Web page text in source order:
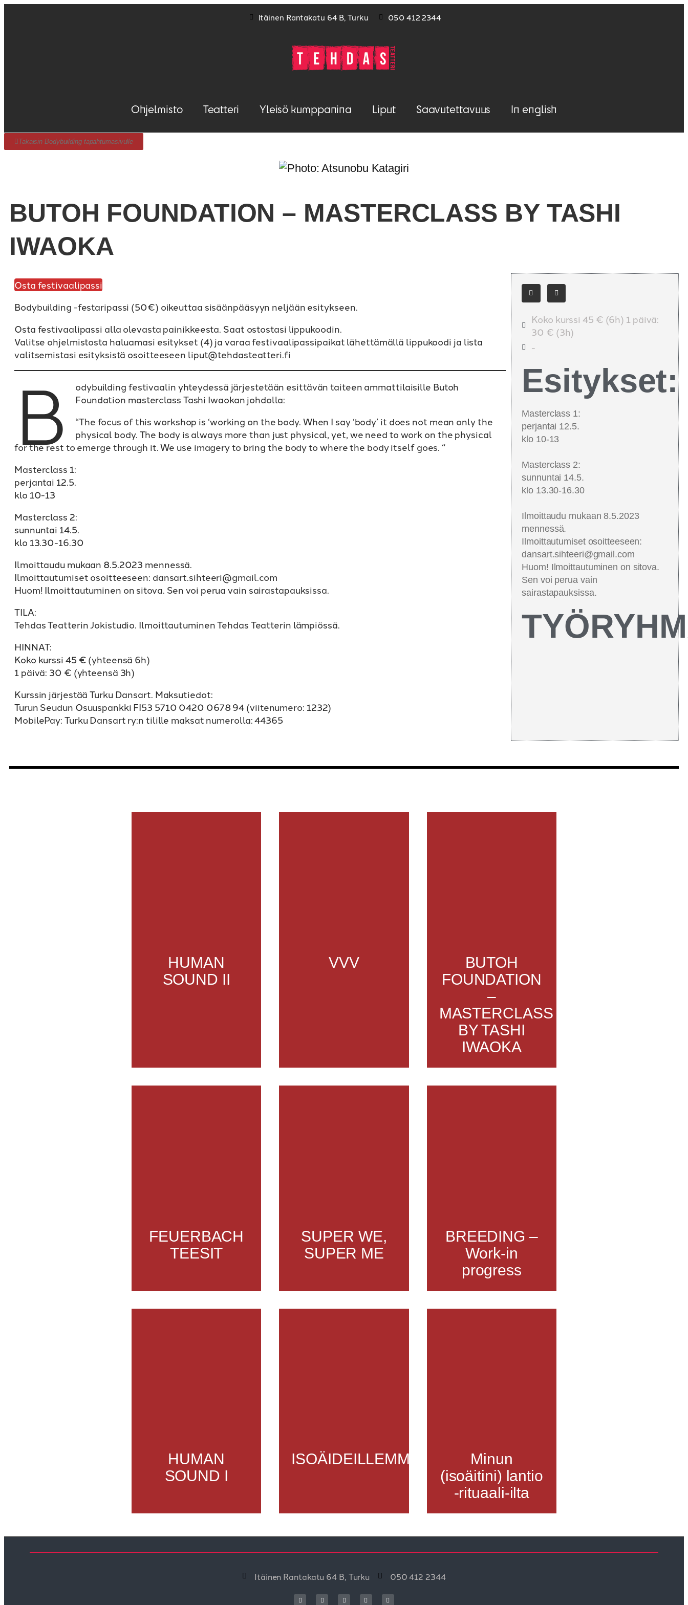
Itäinen Rantakatu 64 B, Turku 050 412 2344
Ohjelmisto Teatteri Yleisö kumppanina Liput Saavutettavuus In english
Takaisin Bodybuilding tapahtumasivulle
BUTOH FOUNDATION – MASTERCLASS BY TASHI
IWAOKA
Osta festivaalipassi
Bodybuilding -festaripassi (50€) oikeuttaa sisäänpääsyyn neljään esitykseen.
Osta festivaalipassi alla olevasta painikkeesta. Saat ostostasi lippukoodin.
Valitse ohjelmistosta haluamasi esitykset (4) ja varaa festivaalipassipaikat lähettämällä lippukoodi ja lista
valitsemistasi esityksistä osoitteeseen liput@tehdasteatteri.fi
B
odybuilding festivaalin yhteydessä järjestetään esittävän taiteen ammattilaisille Butoh
Foundation masterclass Tashi Iwaokan johdolla:
“The focus of this workshop is ‘working on the body. When I say ‘body’ it does not mean only the
physical body. The body is always more than just physical, yet, we need to work on the physical
for the rest to emerge through it. We use imagery to bring the body to where the body itself goes. “
Masterclass 1:
perjantai 12.5.
klo 10-13
Masterclass 2:
sunnuntai 14.5.
klo 13.30-16.30
Ilmoittaudu mukaan 8.5.2023 mennessä.
Ilmoittautumiset osoitteeseen: dansart.sihteeri@gmail.com
Huom! Ilmoittautuminen on sitova. Sen voi perua vain sairastapauksissa.
TILA:
Tehdas Teatterin Jokistudio. Ilmoittautuminen Tehdas Teatterin lämpiössä.
HINNAT:
Koko kurssi 45 € (yhteensä 6h)
1 päivä: 30 € (yhteensä 3h)
Kurssin järjestää Turku Dansart. Maksutiedot:
Turun Seudun Osuuspankki FI53 5710 0420 0678 94 (viitenumero: 1232)
MobilePay: Turku Dansart ry:n tilille maksat numerolla: 44365
Koko kurssi 45 € (6h) 1 päivä:
30 € (3h)
-
Esitykset:
Masterclass 1:
perjantai 12.5.
klo 10-13
Masterclass 2:
sunnuntai 14.5.
klo 13.30-16.30
Ilmoittaudu mukaan 8.5.2023
mennessä.
Ilmoittautumiset osoitteeseen:
dansart.sihteeri@gmail.com
Huom! Ilmoittautuminen on sitova.
Sen voi perua vain
sairastapauksissa.
HUMAN
SOUND II
VVV
BUTOH
FOUNDATION
–
MASTERCLASS
BY TASHI
IWAOKA
FEUERBACH
TEESIT
SUPER WE,
SUPER ME
BREEDING –
Work-in
progress
HUMAN
SOUND I
ISOÄIDEILLEMME
Minun
(isoäitini) lantio
-rituaali-ilta
Itäinen Rantakatu 64 B, Turku 050 412 2344